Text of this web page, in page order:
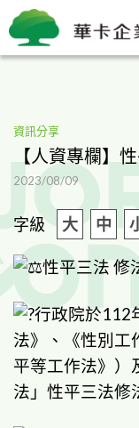
資訊分享
【人資專欄】
2023/08/09
字級 大 中
性平三法 修
行政院於112
法》、《性別工
平等工作法》）
法」性平三法修